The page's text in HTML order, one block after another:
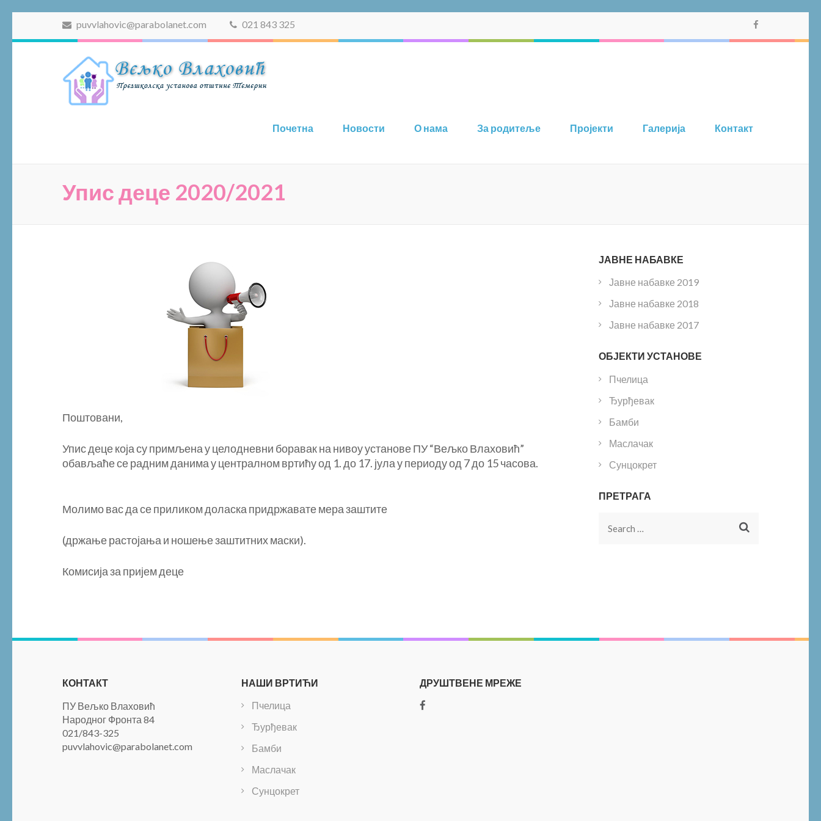
puvvlahovic@parabolanet.com 021 843 325
Почетна Новости О нама За родитеље Пројекти Галерија Контакт
Упис деце 2020/2021
Поштовани,
Упис деце која су примљена у целодневни боравак на нивоу установе ПУ “Вељко Влаховић”
обављаће се радним данима у централном вртићу од 1. до 17. јула у периоду од 7 до 15 часова.
Молимо вас да се приликом доласка придржавате мера заштите
(држање растојања и ношење заштитних маски).
Комисија за пријем деце
ЈАВНЕ НАБАВКЕ
Јавне набавке 2019
Јавне набавке 2018
Јавне набавке 2017
ОБЈЕКТИ УСТАНОВЕ
Пчелица
Ђурђевак
Бамби
Маслачак
Сунцокрет
ПРЕТРАГА
Search
КОНТАКТ
ПУ Вељко Влаховић
Народног Фронта 84
021/843-325
puvvlahovic@parabolanet.com
НАШИ ВРТИЋИ
Пчелица
Ђурђевак
Бамби
Маслачак
Сунцокрет
ДРУШТВЕНЕ МРЕЖЕ